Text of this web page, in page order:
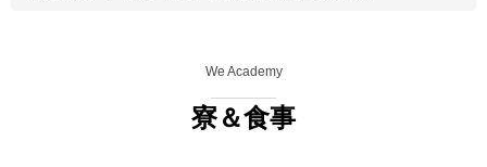
We Academy
寮＆食事